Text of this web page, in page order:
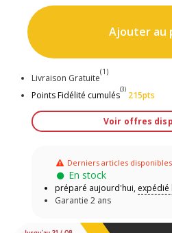
Ajouter au
Livraison Gratuite
(1)
Points Fidélité cumulés
(3)
215pts
Voir offres
Derniers articles
En stock
préparé aujourd'hui, expédié
Garantie 2 ans